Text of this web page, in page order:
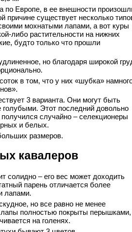
по Европе, в ее внешности
причине существует несколько
мохнатыми лапами, а вот куры
либо растительности на нижних
будто только что прошли
но благодаря широкой
в том, что у них «шубка»
3 варианта. Они могут быть
Этот последний довольно
случайно – селекционеры
и белых.
размеров.
кавалеров
солидно – его вес может доходить
парень отличается более
лапами.
но все равно не менее
полностью покрыты перышками,
на голенях.